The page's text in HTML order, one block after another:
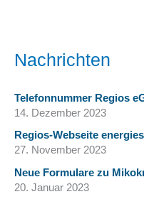
Nachrichten
Telefonnummer Regios
14. Dezember 2023
Regios-Webseite
27. November 2023
Neue Formulare zu
20. Januar 2023